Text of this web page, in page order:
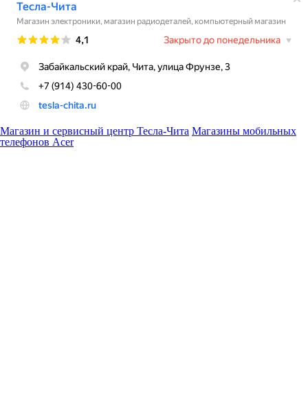
Магазин и сервисный центр Тесла-Чита Магазины мобильных
телефонов Acer